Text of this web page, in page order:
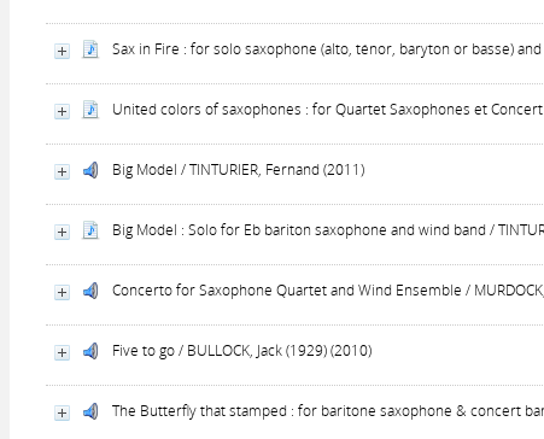
Sax in Fire : for solo saxophone (alto, ténor, baryton or basse) and
United colors of saxophones : for Quartet Saxophones et Concert
Big Model / TINTURIER, Fernand (2011)
Big Model : Solo for Eb bariton saxophone and wind band /
Concerto for Saxophone Quartet and Wind Ensemble /
Five to go / BULLOCK, Jack (1929) (2010)
The Butterfly that stamped : for baritone saxophone & concert